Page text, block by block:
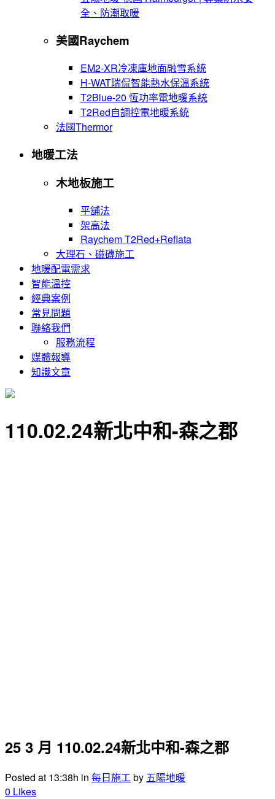
全、防潮取暖
美國Raychem
EM2-XR冷凍庫地面融雪系統
H-WAT瑞侃智能熱水保溫系統
T2Blue-20 恆功率電地暖系統
T2Red自調控電地暖系統
法國Thermor
地暖工法
木地板施工
平舖法
架高法
Raychem T2Red+Reflata
大理石、磁磚施工
地暖配電需求
智能溫控
經典案例
常見問題
聯絡我們
服務流程
媒體報導
知識文章
110.02.24新北中和-森之郡
25 3 月 110.02.24新北中和-森之郡
Posted at 13:38h in 每日施工by 五陽地暖
0 Likes